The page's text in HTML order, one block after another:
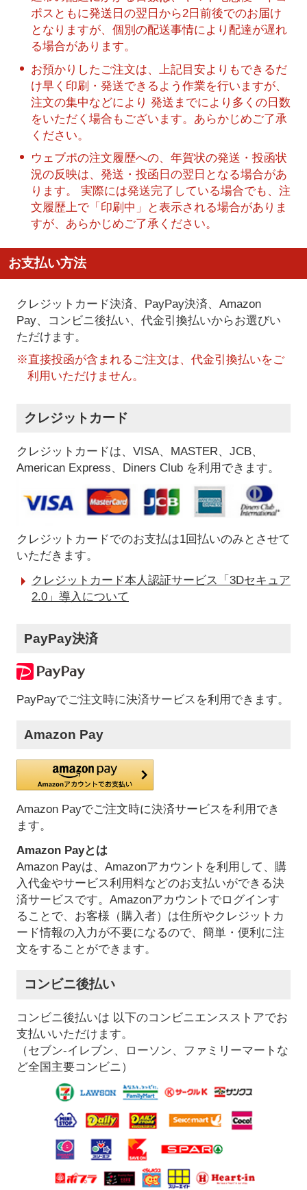
ポスともに発送日の翌日から2日前後でのお届け
となりますが、個別の配送事情により配達が遅れ
る場合があります。
お預かりしたご注文は、上記目安よりもできるだ
け早く印刷・発送できるよう作業を行いますが、
注文の集中などにより 発送までにより多くの日数
をいただく場合もございます。あらかじめご了承
ください。
ウェブポの注文履歴への、年賀状の発送・投函状
況の反映は、発送・投函日の翌日となる場合があ
ります。 実際には発送完了している場合でも、注
文履歴上で「印刷中」と表示される場合がありま
すが、あらかじめご了承ください。
お支払い方法
クレジットカード決済、PayPay決済、Amazon
Pay、コンビニ後払い、代金引換払いからお選びい
ただけます。
※直接投函が含まれるご注文は、代金引換払いをご
利用いただけません。
クレジットカード
クレジットカードは、VISA、MASTER、JCB、
American Express、Diners Club を利用できます。
クレジットカードでのお支払は1回払いのみとさせて
いただきます。
クレジットカード本人認証サービス「3Dセキュア
2.0」導入について
PayPay決済
PayPayでご注文時に決済サービスを利用できます。
Amazon Pay
Amazon Payでご注文時に決済サービスを利用でき
ます。
Amazon Payとは
Amazon Payは、Amazonアカウントを利用して、購
入代金やサービス利用料などのお支払いができる決
済サービスです。Amazonアカウントでログインす
ることで、お客様（購入者）は住所やクレジットカ
ード情報の入力が不要になるので、簡単・便利に注
文をすることができます。
コンビニ後払い
コンビニ後払いは 以下のコンビニエンスストアでお
支払いいただけます。
（セブン-イレブン、ローソン、ファミリーマートな
ど全国主要コンビニ）